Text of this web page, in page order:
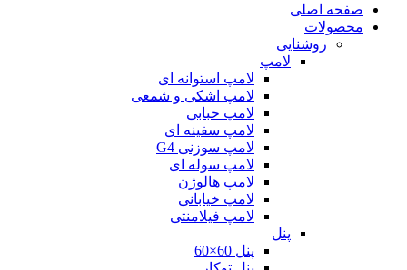
صفحه اصلی
محصولات
روشنایی
لامپ
لامپ استوانه ای
لامپ اشکی و شمعی
لامپ حبابی
لامپ سفینه ای
لامپ سوزنی G4
لامپ سوله ای
لامپ هالوژن
لامپ خیابانی
لامپ فیلامنتی
پنل
پنل 60×60